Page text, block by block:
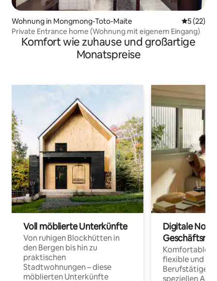
Wohnung in Mongmong-Toto-Maite
5 (22)
Private Entrance home (Wohnung mit eigenem Eingang)
Komfort wie zuhause und großartige
Monatspreise
Voll möblierte Unterkünfte
Von ruhigen Blockhütten in
den Bergen bis hin zu
praktischen
Stadtwohnungen – diese
möblierten Unterkünfte
Digitale
Komfortable
flexible und
Berufstätige
speziellen